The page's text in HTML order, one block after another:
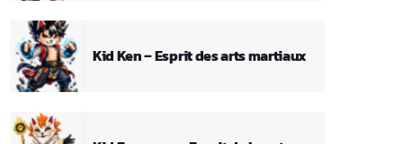
Kid Ken – Esprit des arts martiaux